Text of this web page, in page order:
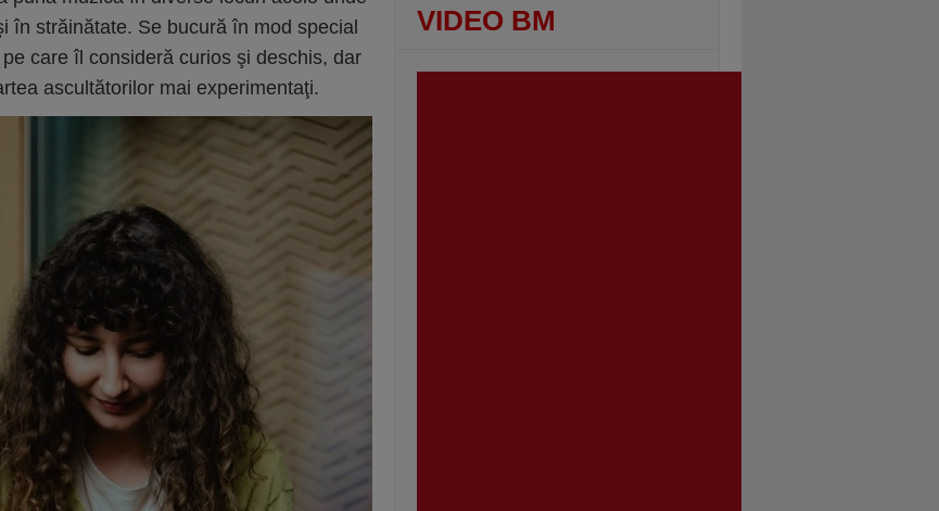
în străinătate. Se bucură în mod special
care îl consideră curios şi deschis, dar
ascultătorilor mai experimentaţi.
VIDEO BM